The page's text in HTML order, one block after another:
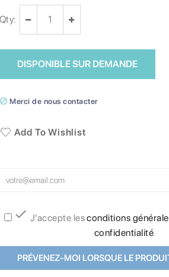
Qty:
DISPONIBLE SUR DEMANDE
 Merci de nous contacter
Add To Wishlist
 J'accepte lesconditions
confidentialité
PRÉVENEZ-MOI LORSQUE LE